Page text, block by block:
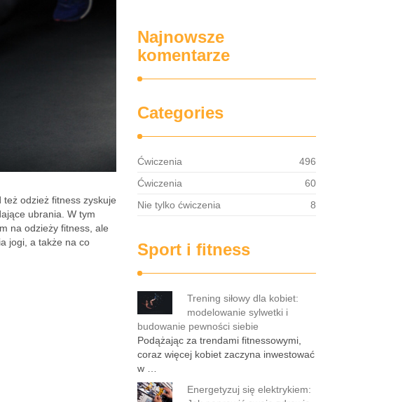
odzież fitness zyskuje
ubrania. W tym
na odzieży fitness, ale
jogi, a także na co
Najnowsze
komentarze
Categories
Ćwiczenia
496
Ćwiczenia
60
Nie tylko ćwiczenia
8
Sport i fitness
Trening siłowy dla kobiet:
modelowanie sylwetki i
budowanie pewności siebie
Podążając za trendami fitnessowymi,
coraz więcej kobiet zaczyna inwestować
w …
Energetyzuj się elektrykiem: